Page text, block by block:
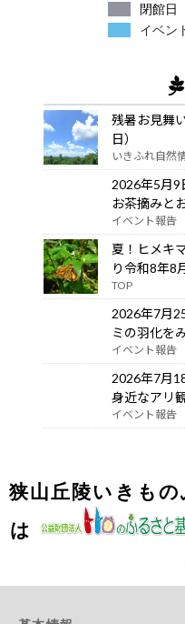
閉館日
イベン
残暑お見舞
日）
いきふれ自然
2026年5月9
お茶摘みと
イベント報告
夏！ヒメキ
り令和8年8
TOP
2026年7月
ミの羽化を
イベント報告
2026年7月
身近なアリ
イベント報告
狭山丘陵いきも
は